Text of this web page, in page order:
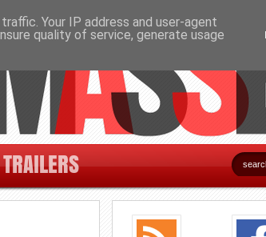
TRAILERS
Your IP address and user-agent
quality of service, generate usage